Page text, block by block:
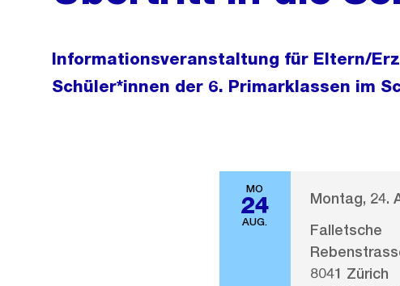
Informationsveranstaltung für Eltern/
Schüler*innen der 6. Primarklassen im
MO
24
AUG.
Montag, 24.
Falletsche
8041 Zürich